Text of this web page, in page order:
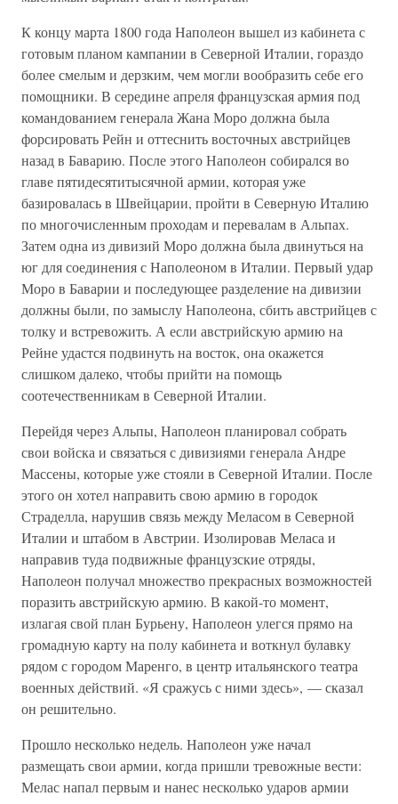
К концу марта 1800 года Наполеон вышел из кабинета с
готовым планом кампании в Северной Италии, гораздо
более смелым и дерзким, чем могли вообразить себе его
помощники. В середине апреля французская армия под
командованием генерала Жана Моро должна была
форсировать Рейн и оттеснить восточных австрийцев
назад в Баварию. После этого Наполеон собирался во
главе пятидесятитысячной армии, которая уже
базировалась в Швейцарии, пройти в Северную Италию
по многочисленным проходам и перевалам в Альпах.
Затем одна из дивизий Моро должна была двинуться на
юг для соединения с Наполеоном в Италии. Первый удар
Моро в Баварии и последующее разделение на дивизии
должны были, по замыслу Наполеона, сбить австрийцев с
толку и встревожить. А если австрийскую армию на
Рейне удастся подвинуть на восток, она окажется
слишком далеко, чтобы прийти на помощь
соотечественникам в Северной Италии.
Перейдя через Альпы, Наполеон планировал собрать
свои войска и связаться с дивизиями генерала Андре
Массены, которые уже стояли в Северной Италии. После
этого он хотел направить свою армию в городок
Страделла, нарушив связь между Меласом в Северной
Италии и штабом в Австрии. Изолировав Меласа и
направив туда подвижные французские отряды,
Наполеон получал множество прекрасных возможностей
поразить австрийскую армию. В какой-то момент,
излагая свой план Бурьену, Наполеон улегся прямо на
громадную карту на полу кабинета и воткнул булавку
рядом с городом Маренго, в центр итальянского театра
военных действий. «Я сражусь с ними здесь», — сказал
он решительно.
Прошло несколько недель. Наполеон уже начал
размещать свои армии, когда пришли тревожные вести:
Мелас напал первым и нанес несколько ударов армии